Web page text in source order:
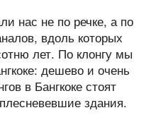
нас не по речке, а по
вдоль которых
лет. По клонгу мы
дешево и очень
в Бангкоке стоят
здания.